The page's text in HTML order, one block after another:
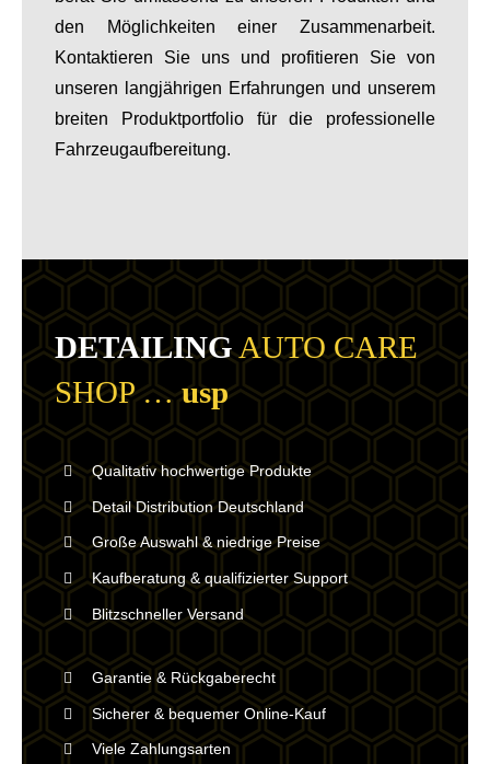
den Möglichkeiten einer Zusammenarbeit.
Kontaktieren Sie uns und profitieren Sie von
unseren langjährigen Erfahrungen und unserem
breiten Produktportfolio für die professionelle
Fahrzeugaufbereitung.
DETAILINGAUTO CARE
SHOP …usp
Qualitativ hochwertige Produkte
Detail Distribution Deutschland
Große Auswahl & niedrige Preise
Kaufberatung & qualifizierter Support
Blitzschneller Versand
Garantie & Rückgaberecht
Sicherer & bequemer Online-Kauf
Viele Zahlungsarten